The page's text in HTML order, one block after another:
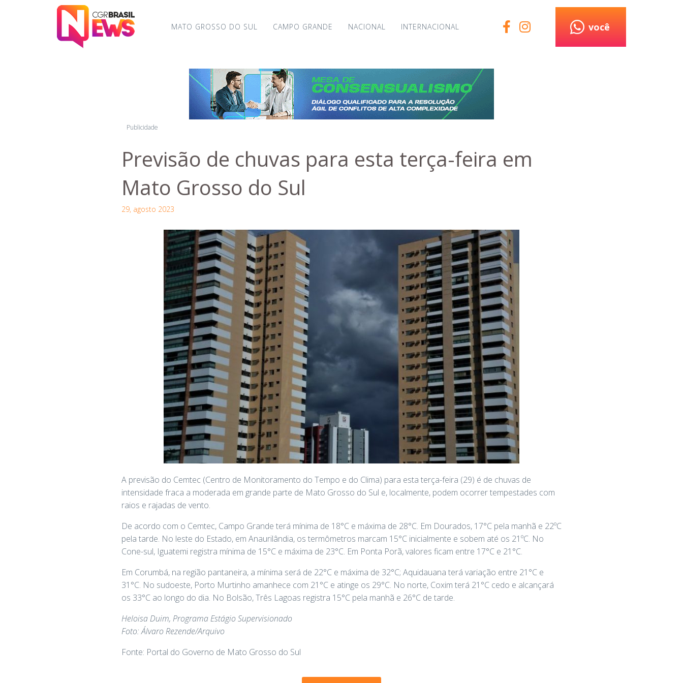
MATO GROSSO DO SUL CAMPO GRANDE NACIONAL INTERNACIONAL você
Publicidade
Previsão de chuvas para esta terça-feira em
Mato Grosso do Sul
29, agosto 2023
A previsão do Cemtec (Centro de Monitoramento do Tempo e do Clima) para esta terça-feira (29) é de chuvas de
intensidade fraca a moderada em grande parte de Mato Grosso do Sul e, localmente, podem ocorrer tempestades com
raios e rajadas de vento.
De acordo com o Cemtec, Campo Grande terá mínima de 18°C e máxima de 28°C. Em Dourados, 17°C pela manhã e 22ºC
pela tarde. No leste do Estado, em Anaurilândia, os termômetros marcam 15°C inicialmente e sobem até os 21ºC. No
Cone-sul, Iguatemi registra mínima de 15°C e máxima de 23°C. Em Ponta Porã, valores ficam entre 17°C e 21°C.
Em Corumbá, na região pantaneira, a mínima será de 22°C e máxima de 32°C; Aquidauana terá variação entre 21°C e
31°C. No sudoeste, Porto Murtinho amanhece com 21°C e atinge os 29°C. No norte, Coxim terá 21°C cedo e alcançará
os 33°C ao longo do dia. No Bolsão, Três Lagoas registra 15°C pela manhã e 26°C de tarde.
Heloisa Duim, Programa Estágio Supervisionado
Foto: Álvaro Rezende/Arquivo
Fonte: Portal do Governo de Mato Grosso do Sul